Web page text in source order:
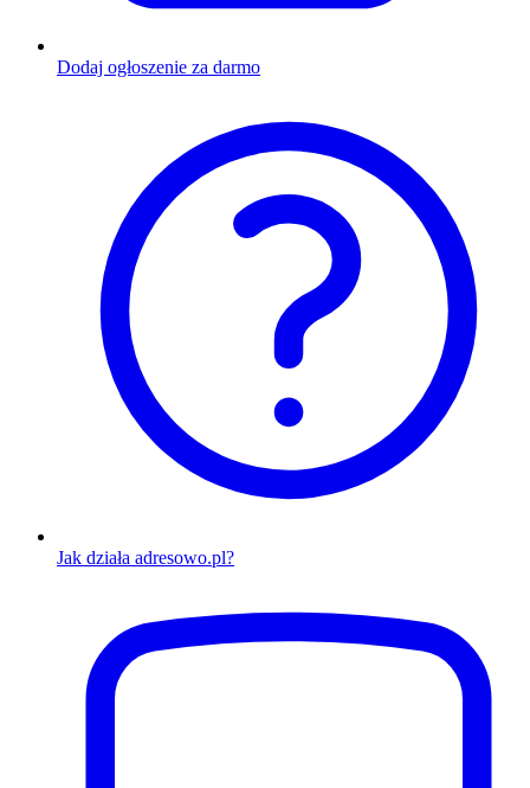
Dodaj ogłoszenie za darmo
Jak działa adresowo.pl?